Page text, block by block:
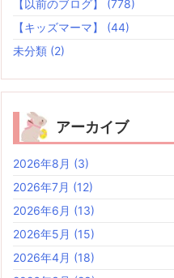
【以前のブログ】 (778)
【キッズマーマ】 (44)
未分類 (2)
アーカイブ
2026年8月 (3)
2026年7月 (12)
2026年6月 (13)
2026年5月 (15)
2026年4月 (18)